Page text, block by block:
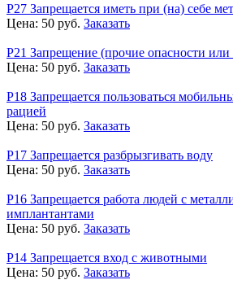
Р27 Запрещается иметь при (на) себе
Цена: 50 руб. Заказать
Р21 Запрещение (прочие опасности или
Цена: 50 руб. Заказать
Р18 Запрещается пользоваться
рацией
Цена: 50 руб. Заказать
Р17 Запрещается разбрызгивать воду
Цена: 50 руб. Заказать
Р16 Запрещается работа людей с
имплантантами
Цена: 50 руб. Заказать
Р14 Запрещается вход с животными
Цена: 50 руб. Заказать